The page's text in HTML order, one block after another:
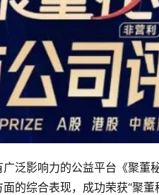
泛影响力的公益平台《聚董
的综合表现，成功荣获“聚